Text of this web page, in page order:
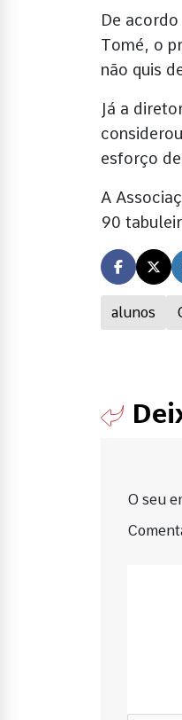
alunos
De
Tomé, o
não quis
Já a
esforço
A
90
O seu